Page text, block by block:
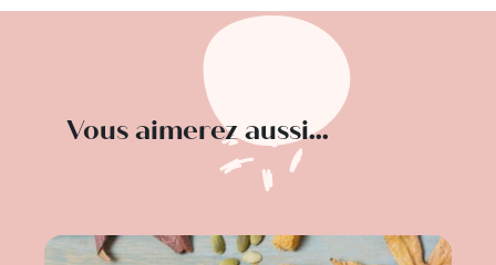
Vous aimerez aussi...